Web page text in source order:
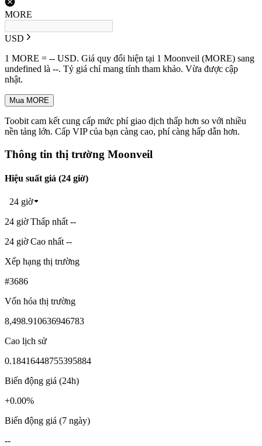
MORE
USD
1 MORE = -- USD. Giá quy đổi hiện tại 1 Moonveil (MORE) sang
undefined là --. Tỷ giá chỉ mang tính tham khảo. Vừa được cập
nhật.
Mua MORE
Toobit cam kết cung cấp mức phí giao dịch thấp hơn so với nhiều
nền tảng lớn. Cấp VIP của bạn càng cao, phí càng hấp dẫn hơn.
Thông tin thị trường Moonveil
Hiệu suất giá (24 giờ)
24 giờ
24 giờ Thấp nhất --
24 giờ Cao nhất --
Xếp hạng thị trường
#3686
Vốn hóa thị trường
8,498.910636946783
Cao lịch sử
0.18416448755395884
Biến động giá (24h)
+0.00%
Biến động giá (7 ngày)
--